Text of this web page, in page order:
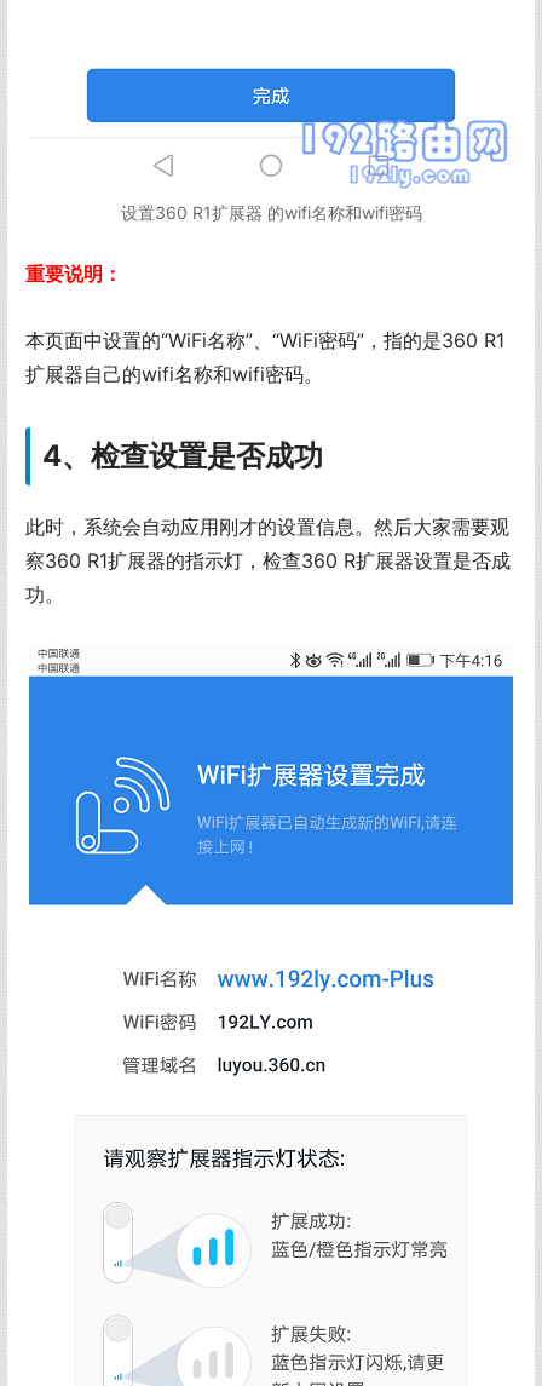
设置360 R1扩展器 的wifi名称和wifi密码
重要说明：
本页面中设置的“WiFi名称”、“WiFi密码”，指的是360 R1
扩展器自己的wifi名称和wifi密码。
4、检查设置是否成功
此时，系统会自动应用刚才的设置信息。然后大家需要观
察360 R1扩展器的指示灯，检查360 R扩展器设置是否成
功。